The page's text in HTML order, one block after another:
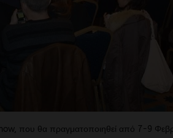
που θα πραγματοποιηθεί από 7-9